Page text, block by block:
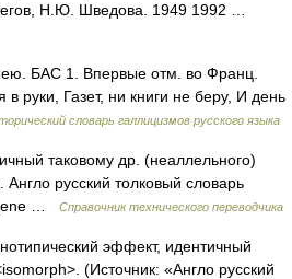
Н.Ю. Шведова. 1949 1992 …
БАС 1. Впервые отм. во Франц.
руки, Газет, ни книги не беру, И день
словарь галлицизмов русского языка
таковому др. (неаллельного)
русский толковый словарь
…
Справочник технического переводчика
эффект, идентичный
(Источник: «Англо русский